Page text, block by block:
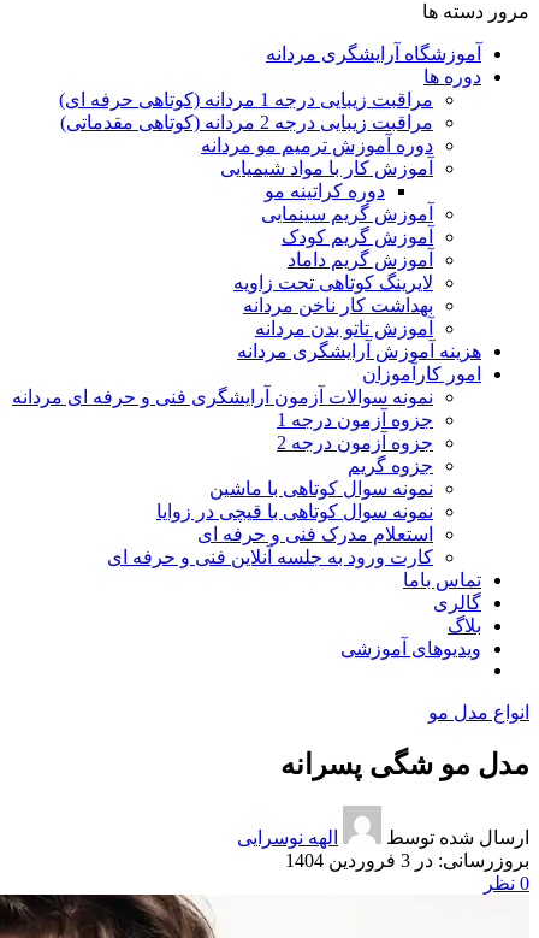
مرور دسته ها
آموزشگاه آرایشگری مردانه
دوره ها
مراقبت زیبایی درجه 1 مردانه (کوتاهی حرفه ای)
مراقبت زیبایی درجه 2 مردانه (کوتاهی مقدماتی)
دوره آموزش ترمیم مو مردانه
آموزش کار با مواد شیمیایی
دوره کراتینه مو
آموزش گریم سینمایی
آموزش گریم کودک
آموزش گریم داماد
لایرینگ کوتاهی تحت زاویه
بهداشت کار ناخن مردانه
آموزش تاتو بدن مردانه
هزینه آموزش آرایشگری مردانه
امور کارآموزان
نمونه سوالات آزمون آرایشگری فنی و حرفه ای مردانه
جزوه آزمون درجه 1
جزوه آزمون درجه 2
جزوه گریم
نمونه سوال کوتاهی با ماشین
نمونه سوال کوتاهی با قیچی در زوایا
استعلام مدرک فنی و حرفه ای
کارت ورود به جلسه آنلاین فنی و حرفه ای
تماس باما
گالری
بلاگ
ویدیوهای آموزشی
انواع مدل مو
مدل مو شگی پسرانه
ارسال شده توسط
الهه نوسرایی
در 3 فروردین 1404
0 نظر